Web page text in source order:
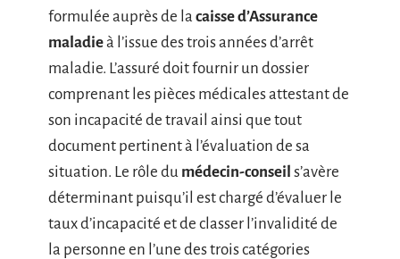
formulée auprès de la caisse d’Assurance
maladieà l’issue des trois années d’arrêt
maladie. L’assuré doit fournir un dossier
comprenant les pièces médicales attestant de
son incapacité de travail ainsi que tout
document pertinent à l’évaluation de sa
situation. Le rôle du médecin-conseil s’avère
déterminant puisqu’il est chargé d’évaluer le
taux d’incapacité et de classer l’invalidité de
la personne en l’une des trois catégories